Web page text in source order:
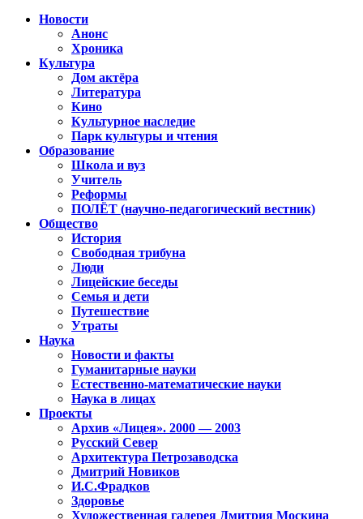
Новости
Анонс
Хроника
Культура
Дом актёра
Литература
Кино
Культурное наследие
Парк культуры и чтения
Образование
Школа и вуз
Учитель
Реформы
ПОЛЁТ (научно-педагогический вестник)
Общество
История
Свободная трибуна
Люди
Лицейские беседы
Семья и дети
Путешествие
Утраты
Наука
Новости и факты
Гуманитарные науки
Естественно-математические науки
Наука в лицах
Проекты
Архив «Лицея». 2000 — 2003
Русский Север
Архитектура Петрозаводска
Дмитрий Новиков
И.С.Фрадков
Здоровье
Художественная галерея Дмитрия Москина